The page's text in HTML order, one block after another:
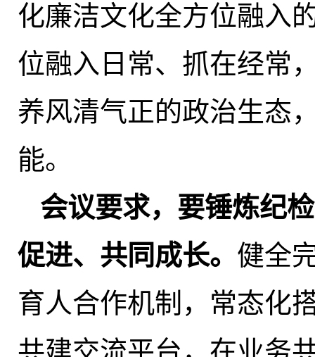
化廉洁文化全方位融入
位融入日常、抓在经常
养风清气正的政治生态
能。
会议要求，要锤炼纪
促进、共同成长。 健全
育人合作机制，常态化